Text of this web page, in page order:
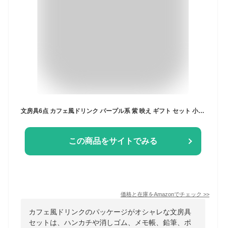
文房具6点 カフェ風ドリンク パープル系 紫 映え ギフト セット 小学生 女子 女の子 雑貨 プチギフト 可愛い ハンカチ 消しゴム ハンカチ お楽しみ会 誕生日 入学 卒園 プレゼント交換 ab-570100
この商品をサイトでみる
価格と在庫をAmazonでチェック >>
カフェ風ドリンクのパッケージがオシャレな文房具
セットは、ハンカチや消しゴム、メモ帳、鉛筆、ポ